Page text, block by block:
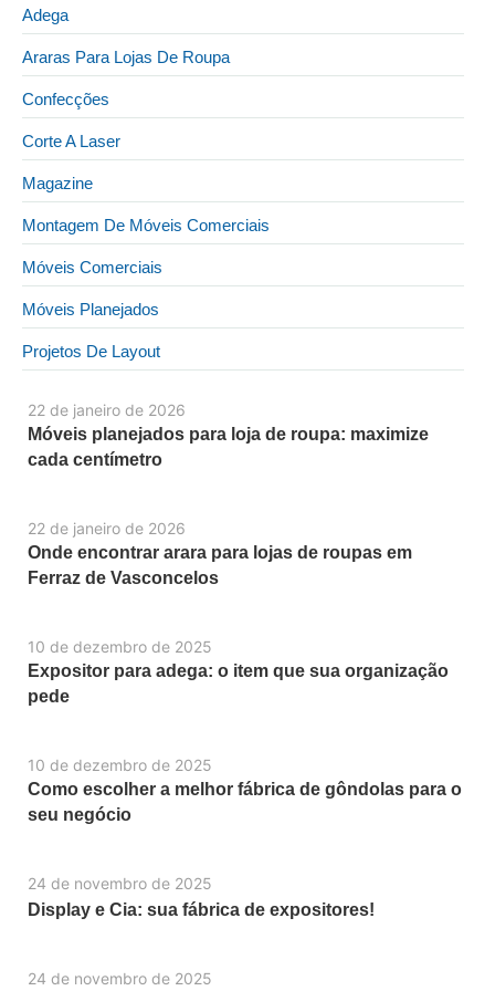
22 de janeiro de 2026
Móveis planejados para loja de roupa: maximize
cada centímetro
22 de janeiro de 2026
Onde encontrar arara para lojas de roupas em
Ferraz de Vasconcelos
10 de dezembro de 2025
Expositor para adega: o item que sua organização
pede
10 de dezembro de 2025
Como escolher a melhor fábrica de gôndolas para o
seu negócio
24 de novembro de 2025
Display e Cia: sua fábrica de expositores!
24 de novembro de 2025
Adega
Araras Para Lojas De Roupa
Confecções
Corte A Laser
Magazine
Montagem De Móveis Comerciais
Móveis Comerciais
Móveis Planejados
Projetos De Layout